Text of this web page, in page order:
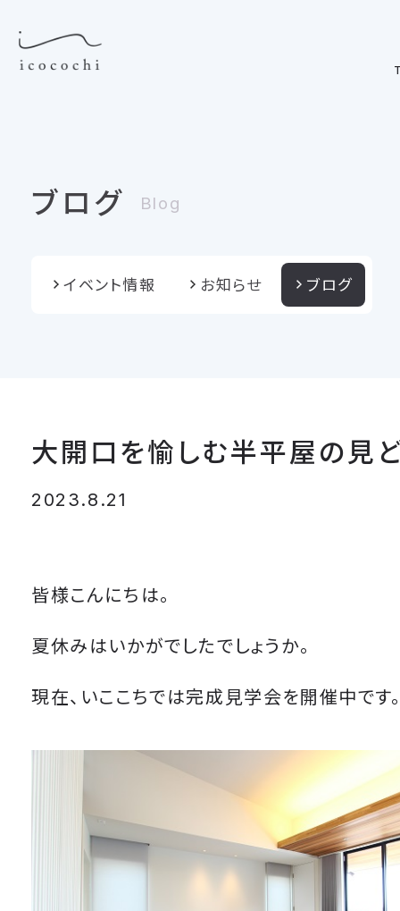
ブログ Blog
イベント情報 お知らせ ブログ
大開口を愉しむ半平屋の見
2023.8.21
皆様こんにちは。
夏休みはいかがでしたでしょうか。
現在、いここちでは完成見学会を開催中です